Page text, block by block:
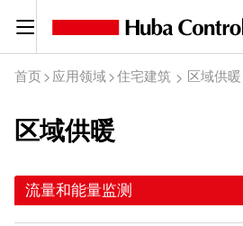
C
首页 I 应用领域 I 住宅建筑 I 区域供暖
区域供暖
流量和能量监测